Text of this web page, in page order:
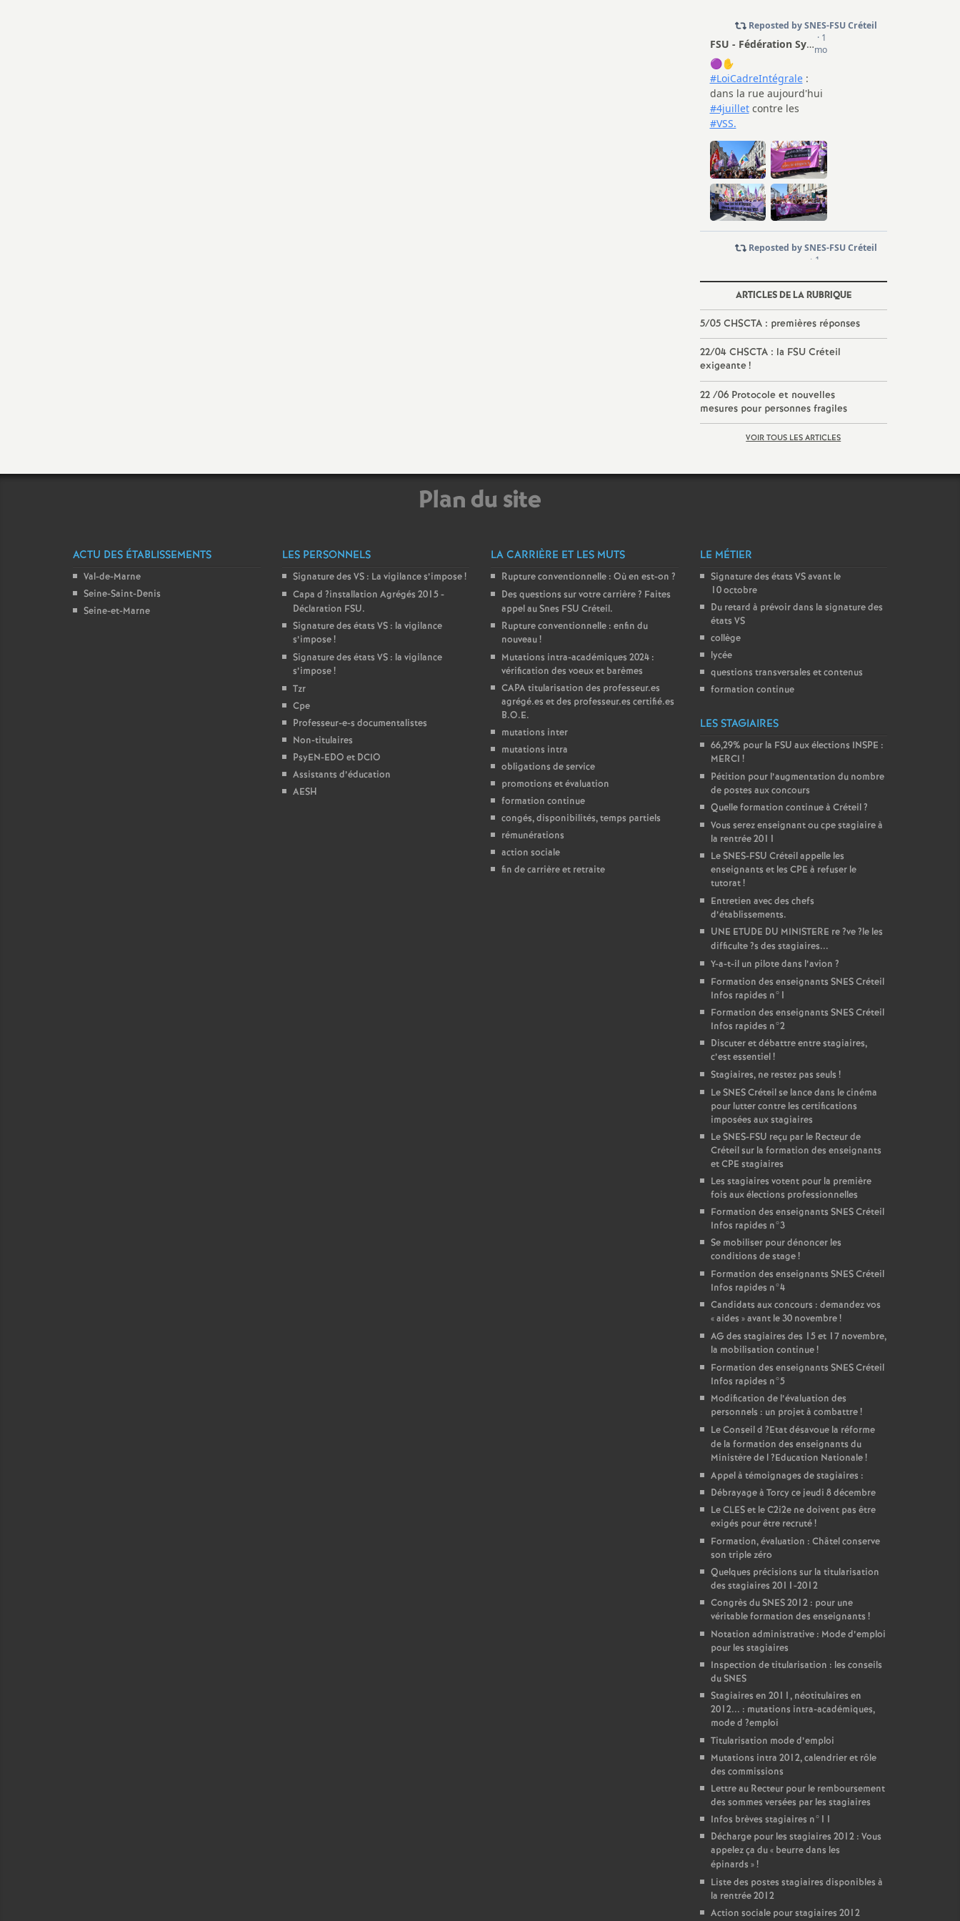
d
e
S
e
c
o
n
ARTICLES DE LA RUBRIQUE
5/05 CHSCTA: premières réponses
22/04 CHSCTA: la FSUCréteil
exigeante!
22 /06 Protocole et nouvelles
mesures pour personnes fragiles
VOIR TOUS LES ARTICLES
Plan du site
ACTU DES ÉTABLISSEMENTS
Val-de-Marne
Seine-Saint-Denis
Seine-et-Marne
LES PERSONNELS
Signature des VS: La vigilance s’impose!
Capa d ?installation Agrégés 2015 -
Déclaration FSU.
Signature des états VS: la vigilance
s’impose!
Signature des états VS: la vigilance
s’impose!
Tzr
Cpe
Professeur-e-s documentalistes
Non-titulaires
PsyEN-EDO et DCIO
Assistants d’éducation
AESH
LA CARRIÈRE ET LES MUTS
Rupture conventionnelle : Où en est-on ?
Des questions sur votre carrière? Faites
appel au Snes FSU Créteil.
Rupture conventionnelle : enfin du
nouveau!
Mutations intra-académiques 2024 :
vérification des voeux et barèmes
CAPAtitularisation des professeur.es
agrégé.es et des professeur.es certifié.es
B.O.E.
mutations inter
mutations intra
obligations de service
promotions et évaluation
formation continue
congés, disponibilités, temps partiels
rémunérations
action sociale
fin de carrière et retraite
LE MÉTIER
Signature des états VSavant le
10 octobre
Du retard à prévoir dans la signature des
états VS
collège
lycée
questions transversales et contenus
formation continue
LES STAGIAIRES
66,29% pour la FSU aux élections INSPE :
MERCI !
Pétition pour l’augmentation du nombre
de postes aux concours
Quelle formation continue à Créteil?
Vous serez enseignant ou cpe stagiaire à
la rentrée 2011
LeSNES-FSU Créteil appelle les
enseignants et les CPE à refuser le
tutorat!
Entretien avec des chefs
d’établissements.
UNE ETUDE DU MINISTERE re?ve?le les
difficulte?s des stagiaires...
Y-a-t-il un pilote dans l’avion ?
Formation des enseignants SNESCréteil
Infos rapides n°1
Formation des enseignants SNESCréteil
Infos rapides n°2
Discuter et débattre entre stagiaires,
c’est essentiel!
Stagiaires, ne restez pas seuls !
LeSNESCréteil se lance dans le cinéma
pour lutter contre les certifications
imposées aux stagiaires
LeSNES-FSU reçu par le Recteur de
Créteil sur la formation des enseignants
etCPE stagiaires
Les stagiaires votent pour la première
fois aux élections professionnelles
Formation des enseignants SNESCréteil
Infos rapides n°3
Se mobiliser pour dénoncer les
conditions de stage!
Formation des enseignants SNESCréteil
Infos rapides n°4
Candidats aux concours : demandez vos
«aides » avant le 30 novembre!
AG des stagiaires des 15 et 17 novembre,
la mobilisation continue!
Formation des enseignants SNESCréteil
Infos rapides n°5
Modification de l’évaluation des
personnels : un projet à combattre!
Le Conseil d ?Etat désavoue la réforme
de la formation des enseignants du
Ministère de l?Education Nationale!
Appel à témoignages de stagiaires :
Débrayage à Torcy ce jeudi 8 décembre
LeCLESet le C2i2e ne doivent pas être
exigés pour être recruté!
Formation, évaluation : Châtel conserve
son triple zéro
Quelques précisions sur la titularisation
des stagiaires 2011-2012
Congrès duSNES2012 : pour une
véritable formation des enseignants !
Notation administrative : Mode d’emploi
pour les stagiaires
Inspection de titularisation : les conseils
duSNES
Stagiaires en 2011, néotitulaires en
2012... : mutations intra-académiques,
mode d ?emploi
Titularisation mode d’emploi
Mutations intra 2012, calendrier et rôle
des commissions
Lettre au Recteur pour le remboursement
des sommes versées par les stagiaires
Infos brèves stagiaires n°11
Décharge pour les stagiaires 2012 : Vous
appelez ça du « beurre dans les
épinards »!
Liste des postes stagiaires disponibles à
la rentrée 2012
Action sociale pour stagiaires 2012